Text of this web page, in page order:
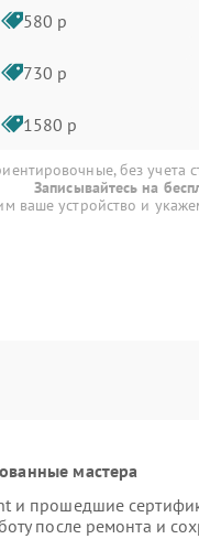
580 р
730 р
1580 р
без учета
Записывайтесь на
ваше устройство и
мастера
и прошедшие
после ремонта и